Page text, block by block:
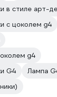
в стиле арт-
с цоколем g4
g4
G4
Лампа